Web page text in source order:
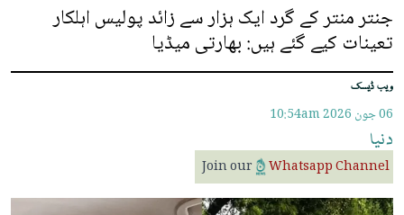
جنتر منتر کے گرد ایک ہزار سے زائد پولیس اہلکار
تعینات کیے گئے ہیں: بھارتی میڈیا
ویب ڈیسک
06 جون 2026 10:54am
دنیا
Join our Whatsapp Channel